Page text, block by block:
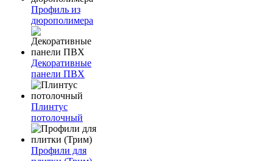
Профиль из
дюрополимера
Декоративные
панели ПВХ
Плинтус
потолочный
Профили для